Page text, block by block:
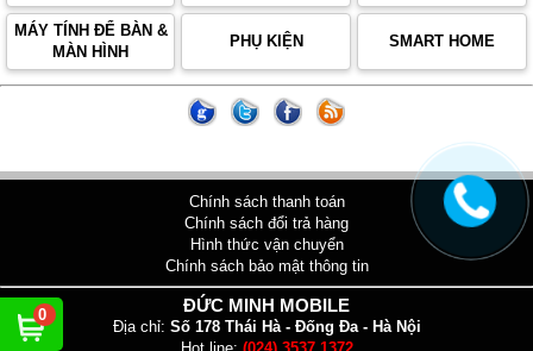
0
MÁY TÍNH ĐỂ BÀN &
MÀN HÌNH
PHỤ KIỆN SMART HOME
Chính sách thanh toán
Chính sách đổi trả hàng
Hình thức vận chuyển
Chính sách bảo mật thông tin
ĐỨC MINH MOBILE
Địa chỉ: Số 178 Thái Hà - Đống Đa - Hà Nội